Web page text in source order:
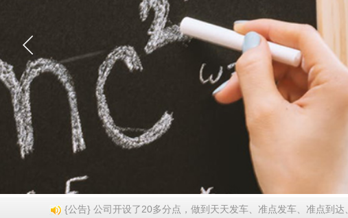
{公告} 公司开设了20多分点，做到天天发车、准点发车、准点到达